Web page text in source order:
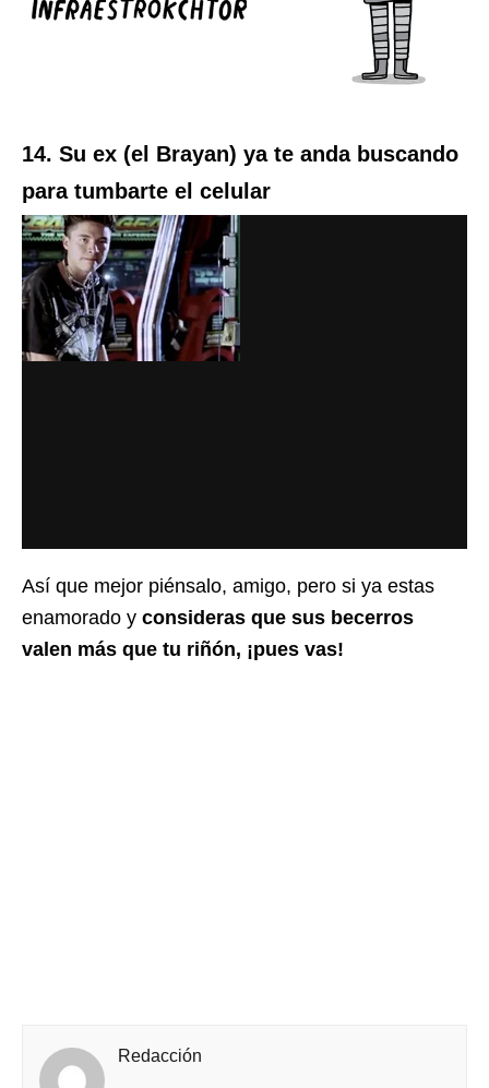
14. Su ex (el Brayan) ya te anda buscando
para tumbarte el celular
Así que mejor piénsalo, amigo, pero si ya estas
enamorado y consideras que sus becerros
valen más que tu riñón, ¡pues vas!
Redacción